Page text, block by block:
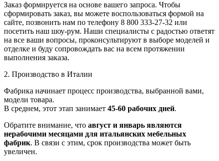
Заказ формируется на основе вашего запроса. Чтобы
сформировать заказ, вы можете воспользоваться формой на
сайте, позвонить нам по телефону 8 800 333-27-32 или
посетить наш шоу-рум. Наши специалисты с радостью ответят
на все ваши вопросы, проконсультируют в выборе моделей и
отделке и буду сопровождать вас на всем протяжении
выполнения заказа.
2. Производство в Италии
Фабрика начинает процесс производства, выбранной вами,
модели товара.
В среднем, этот этап занимает 45-60 рабочих дней.
Обратите внимание, что август и январь являются
нерабочими месяцами для итальянских мебельных
фабрик. В связи с этим, срок производства может быть
увеличен.